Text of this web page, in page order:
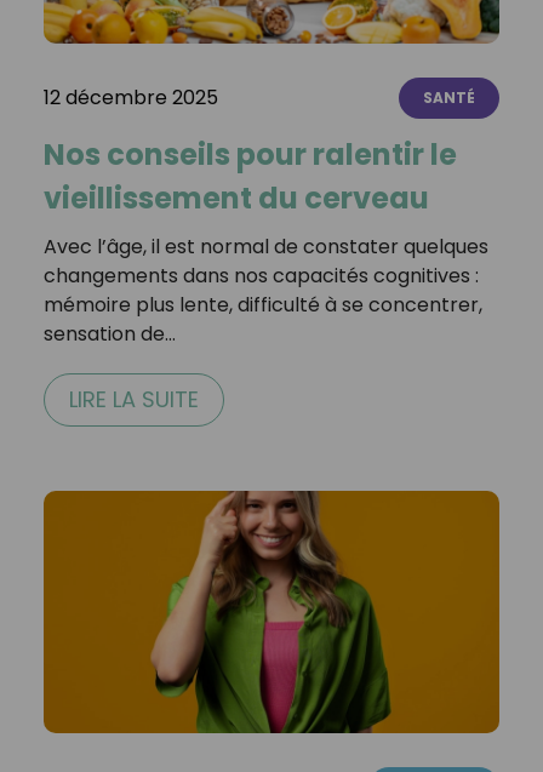
12 décembre 2025 SANTÉ
Nos conseils pour ralentir le
vieillissement du cerveau
Avec l’âge, il est normal de constater quelques
changements dans nos capacités cognitives :
mémoire plus lente, difficulté à se concentrer,
sensation de…
LIRE LA SUITE